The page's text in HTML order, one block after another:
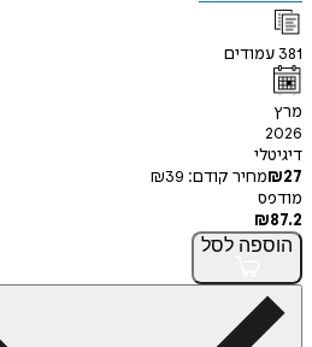
381 עמודים
מרץ
2026
דיגיטלי
₪27 מחיר קודם: ₪39
מודפס
₪87.2
הוספה לסל